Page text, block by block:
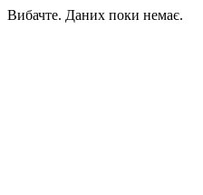
Вибачте. Даних поки немає.